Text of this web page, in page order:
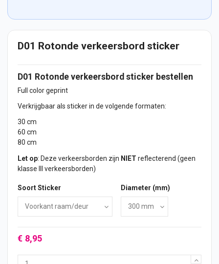
D01 Rotonde verkeersbord sticker
D01 Rotonde verkeersbord sticker bestellen
Full color geprint
Verkrijgbaar als sticker in de volgende formaten:
30 cm
60 cm
80 cm
Let op: Deze verkeersborden zijn NIET reflecterend (geen
klasse III verkeersborden)
Soort Sticker Diameter (mm)
€ 8,95